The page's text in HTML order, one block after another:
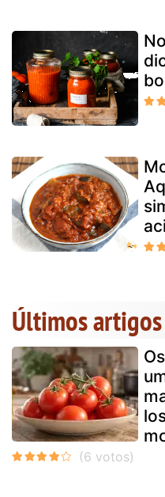
Últimos artigos